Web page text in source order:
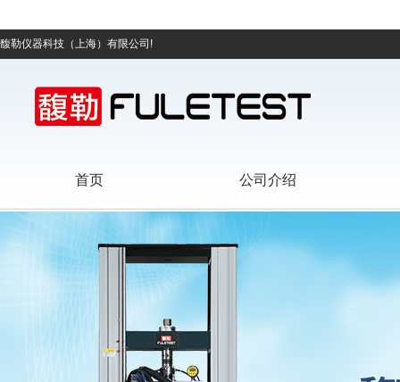
馥勒仪器科技（上海）有限公司!
首页 公司介绍